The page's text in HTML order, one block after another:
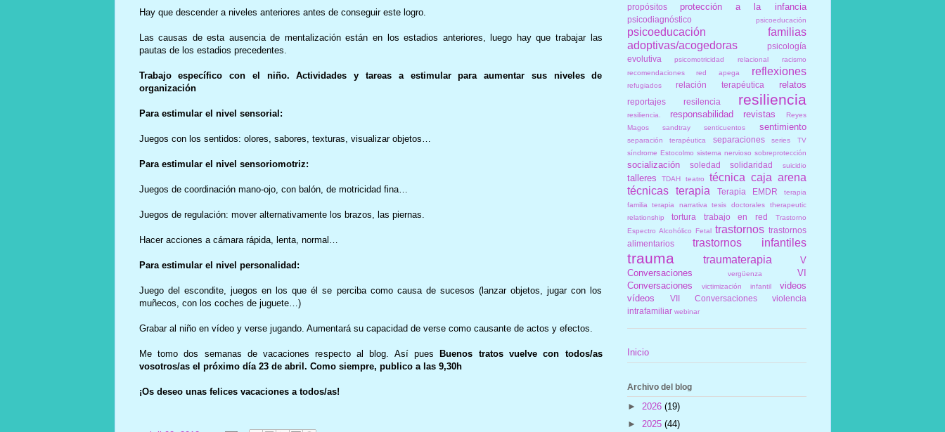
Hay que descender a niveles anteriores antes de conseguir este logro.
Las causas de esta ausencia de mentalización están en los estadios anteriores, luego hay que trabajar las
pautas de los estadios precedentes.
Trabajo específico con el niño. Actividades y tareas a estimular para aumentar sus niveles de
organización
Para estimular el nivel sensorial:
Juegos con los sentidos: olores, sabores, texturas, visualizar objetos…
Para estimular el nivel sensoriomotriz:
Juegos de coordinación mano-ojo, con balón, de motricidad fina…
Juegos de regulación: mover alternativamente los brazos, las piernas.
Hacer acciones a cámara rápida, lenta, normal…
Para estimular el nivel personalidad:
Juego del escondite, juegos en los que él se perciba como causa de sucesos (lanzar objetos, jugar con los
muñecos, con los coches de juguete…)
Grabar al niño en vídeo y verse jugando. Aumentará su capacidad de verse como causante de actos y efectos.
Me tomo dos semanas de vacaciones respecto al blog. Así puesBuenos tratos vuelve con todos/as
vosotros/as el próximo día 23 de abril. Como siempre, publico a las 9,30h
¡Os deseo unas felices vacaciones a todos/as!
propósitos protección a la infancia
psicodiagnóstico psicoeducación
psicoeducación familias
adoptivas/acogedoras
psicología
evolutiva
psicomotricidad relacional
racismo
recomendaciones
red apega reflexiones
refugiados relación terapéutica relatos
reportajes resilencia resiliencia
resiliencia. responsabilidad revistas
Reyes
Magos
sandtray senticuentos sentimiento
separación terapéutica separaciones
series TV
síndrome Estocolmo sistema nervioso sobreprotección
socialización soledad solidaridad suicidio
talleres TDAH teatro
técnica caja arena
técnicas
terapia Terapia EMDR
terapia
familia
terapia narrativa tesis doctorales
therapeutic
relationship
tortura trabajo en red
Trastorno
Espectro Alcohólico Fetal trastornos trastornos
alimentarios
trastornos infantiles
trauma traumaterapia
V
Conversaciones
vergüenza
VI
Conversaciones
victimización infantil
videos
vídeos
VII Conversaciones
violencia
intrafamiliar webinar
Inicio
Archivo del blog
► 2026 (19)
► 2025 (44)